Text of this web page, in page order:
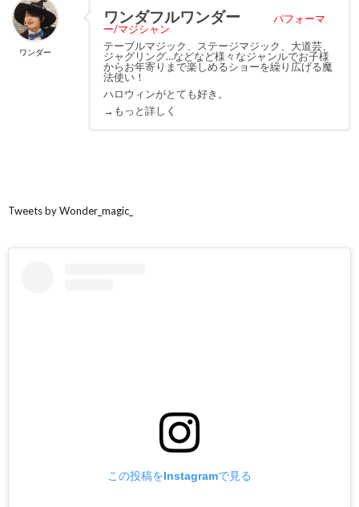
ワンダー
ワンダフルワンダー
パフォーマ
ー/マジシャン
テーブルマジック、ステージマジック、大道芸、
ジャグリング…などなど様々なジャンルでお子様
からお年寄りまで楽しめるショーを繰り広げる魔
法使い！
ハロウィンがとても好き。
→もっと詳しく
Tweets by Wonder_magic_
この投稿をInstagramで見る